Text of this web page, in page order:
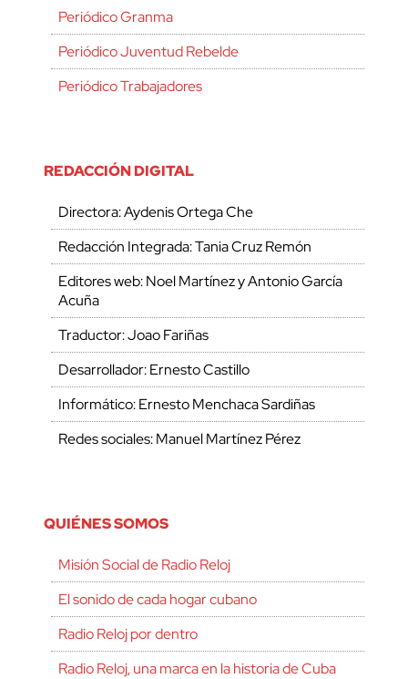
Periódico Granma
Periódico Juventud Rebelde
Periódico Trabajadores
REDACCIÓN DIGITAL
Directora: Aydenis Ortega Che
Redacción Integrada: Tania Cruz Remón
Editores web: Noel Martínez y Antonio García
Acuña
Traductor: Joao Fariñas
Desarrollador: Ernesto Castillo
Informático: Ernesto Menchaca Sardiñas
Redes sociales: Manuel Martínez Pérez
QUIÉNES SOMOS
Misión Social de Radio Reloj
El sonido de cada hogar cubano
Radio Reloj por dentro
Radio Reloj, una marca en la historia de Cuba